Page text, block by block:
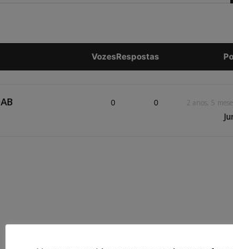
VozesRespostas
0 0 2 anos, 5